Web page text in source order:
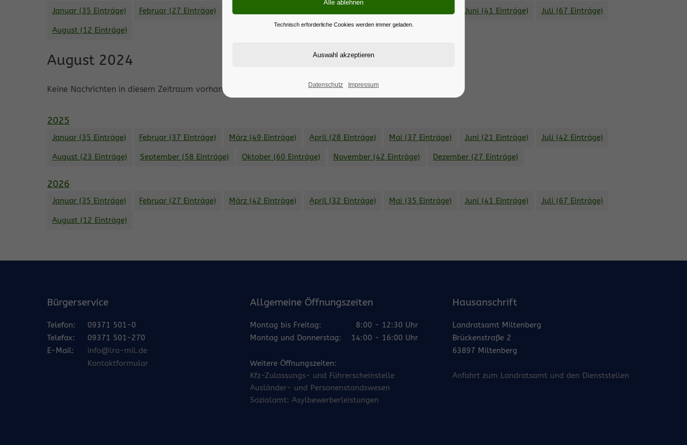
Januar (35 Einträge) Februar (27 Einträge) März (42 Einträge) Juni (41 Einträge) Juli (67 Einträge)
August (12 Einträge)
August 2024
Keine Nachrichten in diesem Zeitraum vorhanden.
2025
Januar (35 Einträge) Februar (37 Einträge) März (49 Einträge) April (28 Einträge) Mai (37 Einträge) Juni (21 Einträge) Juli (42 Einträge)
August (23 Einträge) September (58 Einträge) Oktober (60 Einträge) November (42 Einträge) Dezember (27 Einträge)
2026
Januar (35 Einträge) Februar (27 Einträge) März (42 Einträge) April (32 Einträge) Mai (35 Einträge) Juni (41 Einträge) Juli (67 Einträge)
August (12 Einträge)
Bürgerservice
Telefon:
09371 501-0
Telefax:
09371 501-270
E-Mail:
info@lra-mil.de
Kontaktformular
Allgemeine Öffnungszeiten
Montag bis Freitag:
8:00 - 12:30 Uhr
Montag und Donnerstag:
14:00 - 16:00 Uhr
Weitere Öffnungszeiten:
Kfz-Zulassungs- und Führerscheinstelle
Ausländer- und Personenstandswesen
Sozialamt: Asylbewerberleistungen
Hausanschrift
Landratsamt Miltenberg
Brückenstraße 2
63897 Miltenberg
Anfahrt zum Landratsamt und den Dienststellen
Technisch erforderliche Cookies werden immer geladen.
Datenschutz Impressum